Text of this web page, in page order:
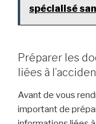
spécialisé
Préparer les
liées à
Avant de vous
important de